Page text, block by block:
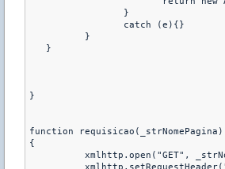
   }
}
function requisicao(_strNomePagina)
{